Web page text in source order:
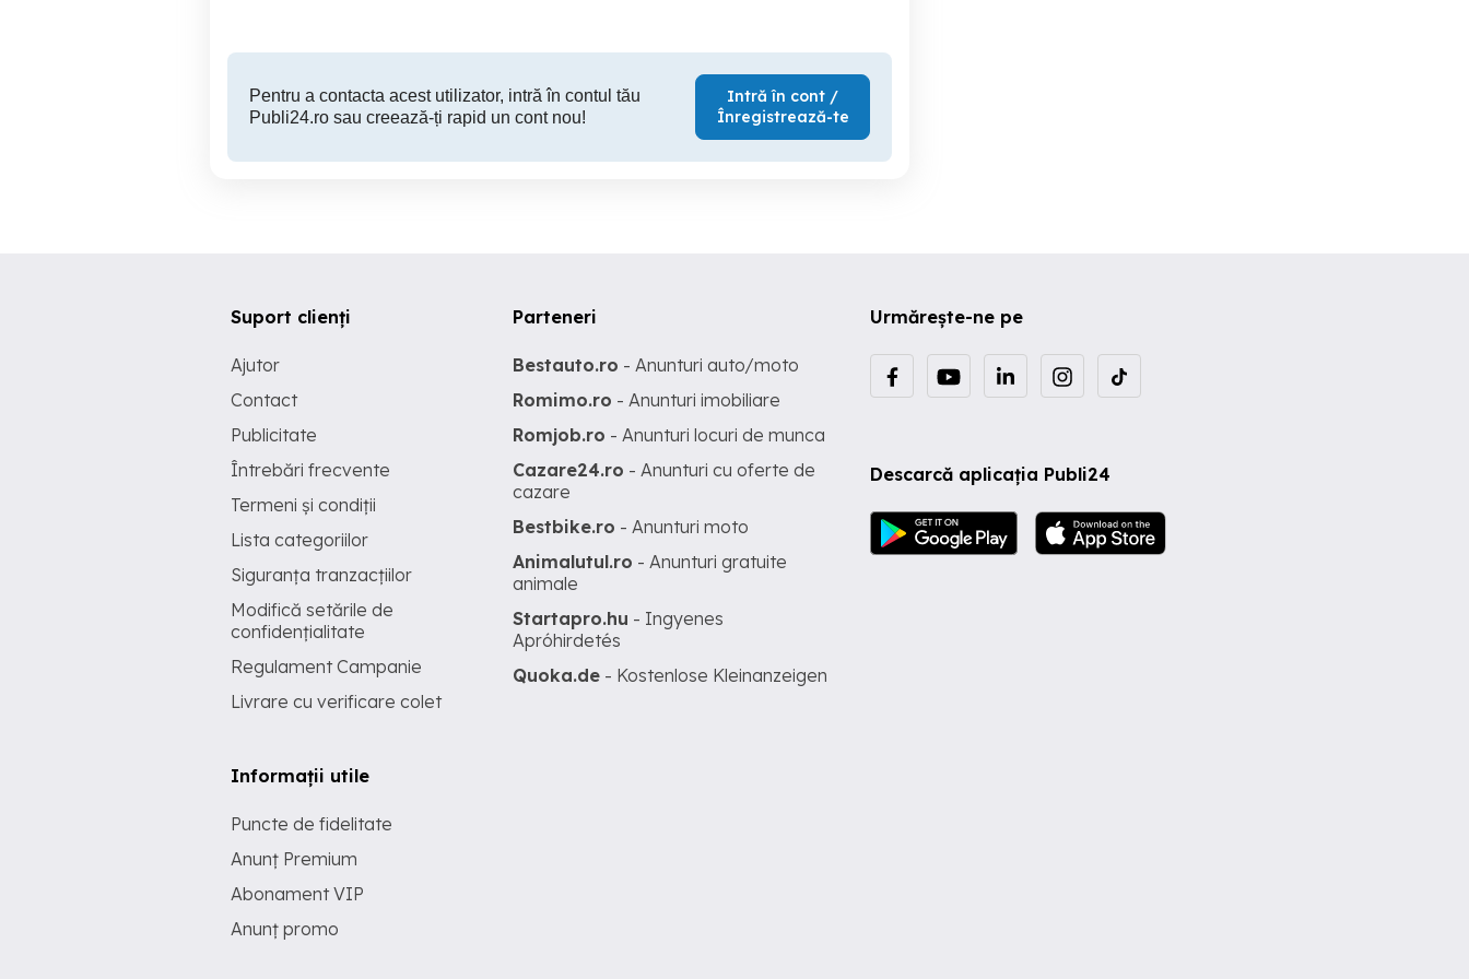
Pentru a contacta acest utilizator, intră în contul tău
Publi24.ro sau creează-ți rapid un cont nou!
Intră în cont /
Înregistrează-te
Urmărește-ne pe
Descarcă aplicația Publi24
Suport clienți
Ajutor
Contact
Publicitate
Întrebări frecvente
Termeni și condiții
Lista categoriilor
Siguranța tranzacțiilor
Modifică setările de
confidențialitate
Regulament Campanie
Livrare cu verificare colet
Informații utile
Puncte de fidelitate
Anunț Premium
Abonament VIP
Anunț promo
Parteneri
Bestauto.ro - Anunturi auto/moto
Romimo.ro - Anunturi imobiliare
Romjob.ro - Anunturi locuri de munca
Cazare24.ro - Anunturi cu oferte de
cazare
Bestbike.ro - Anunturi moto
Animalutul.ro - Anunturi gratuite
animale
Startapro.hu - Ingyenes
Apróhirdetés
Quoka.de - Kostenlose Kleinanzeigen